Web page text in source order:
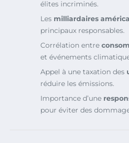
élites incriminés.
Les milliardaires
principaux responsables.
Corrélation entre
et événements
Appel à une taxation des
réduire les émissions.
Importance d’une
pour éviter des